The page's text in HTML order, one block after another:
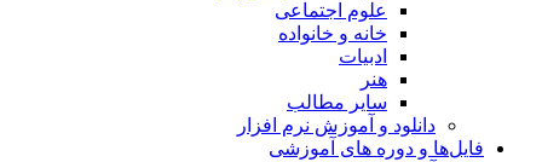
علوم اجتماعی
خانه و خانواده
ادبیات
هنر
سایر مطالب
دانلود و آموزش نرم افزار
فایل‌ها و دوره های آموزشی